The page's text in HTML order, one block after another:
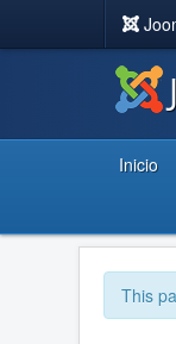
Inicio
This